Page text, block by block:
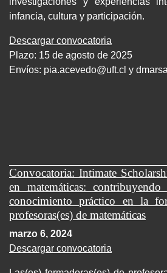
infancia, cultura y participación.
Descargar convocatoria
Plazo: 15 de agosto de 2025
Envíos: pia.acevedo@uft.cl y
Convocatoria: Intimate
en matemáticas:
conocimiento práctico en la
profesoras(es) de matemáticas
marzo 6, 2024
Descargar convocatoria